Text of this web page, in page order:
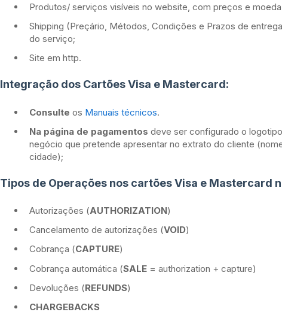
Produtos/ serviços visíveis no website, com preços e
Shipping (Preçário, Métodos, Condições e Prazos de
do serviço;
Site em http.
Integração dos Cartões Visa e Mastercard:
Consulte os Manuais técnicos.
Na página de pagamentos deve ser configurado o
negócio que pretende apresentar no extrato do cliente
cidade);
Tipos de Operações nos cartões Visa e Mastercard
Autorizações (AUTHORIZATION)
Cancelamento de autorizações (VOID)
Cobrança (CAPTURE)
Cobrança automática (SALE = authorization + capture)
Devoluções (REFUNDS)
CHARGEBACKS